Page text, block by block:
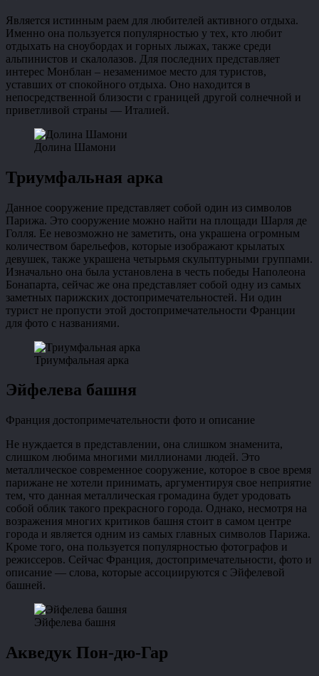
Является истинным раем для любителей активного отдыха.
Именно она пользуется популярностью у тех, кто любит
отдыхать на сноубордах и горных лыжах, также среди
альпинистов и скалолазов. Для последних представляет
интерес Монблан – незаменимое место для туристов,
уставших от спокойного отдыха. Оно находится в
непосредственной близости с границей другой солнечной и
приветливой страны — Италией.
Долина Шамони
Триумфальная арка
Данное сооружение представляет собой один из символов
Парижа. Это сооружение можно найти на площади Шарля де
Голля. Ее невозможно не заметить, она украшена огромным
количеством барельефов, которые изображают крылатых
девушек, также украшена четырьмя скульптурными группами.
Изначально она была установлена в честь победы Наполеона
Бонапарта, сейчас же она представляет собой одну из самых
заметных парижских достопримечательностей. Ни один
турист не пропусти этой достопримечательности Франции
для фото с названиями.
Триумфальная арка
Эйфелева башня
Франция достопримечательности фото и описание
Не нуждается в представлении, она слишком знаменита,
слишком любима многими миллионами людей. Это
металлическое современное сооружение, которое в свое время
парижане не хотели принимать, аргументируя свое неприятие
тем, что данная металлическая громадина будет уродовать
собой облик такого прекрасного города. Однако, несмотря на
возражения многих критиков башня стоит в самом центре
города и является одним из самых главных символов Парижа.
Кроме того, она пользуется популярностью фотографов и
режиссеров. Сейчас Франция, достопримечательности, фото и
описание — слова, которые ассоциируются с Эйфелевой
башней.
Эйфелева башня
Акведук Пон-дю-Гар